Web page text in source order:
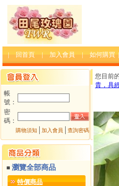
| 回首頁 | 加入會員 | 如何購買
帳
號：
密
碼：
購物須知 加入會員 查詢密碼
■瀏覽全部商品
特價商品
您目前
貴，具